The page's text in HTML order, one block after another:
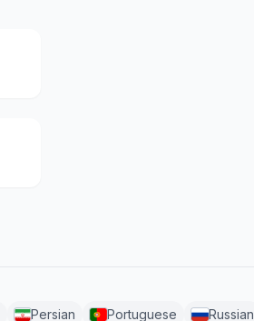
Persian Portuguese Russian